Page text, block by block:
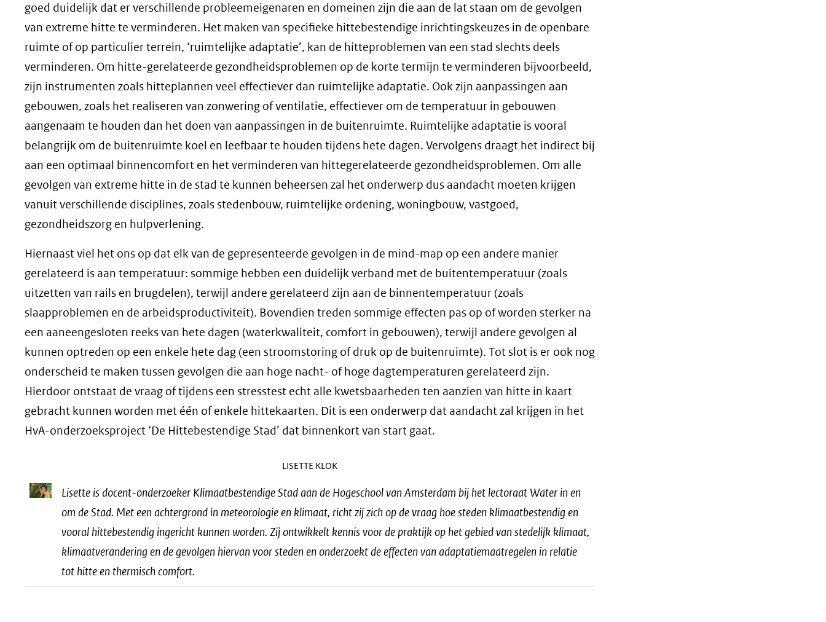
goed duidelijk dat er verschillende probleemeigenaren en domeinen zijn die aan de lat staan om de gevolgen
van extreme hitte te verminderen. Het maken van specifieke hittebestendige inrichtingskeuzes in de openbare
ruimte of op particulier terrein, ‘ruimtelijke adaptatie’, kan de hitteproblemen van een stad slechts deels
verminderen. Om hitte-gerelateerde gezondheidsproblemen op de korte termijn te verminderen bijvoorbeeld,
zijn instrumenten zoals hitteplannen veel effectiever dan ruimtelijke adaptatie. Ook zijn aanpassingen aan
gebouwen, zoals het realiseren van zonwering of ventilatie, effectiever om de temperatuur in gebouwen
aangenaam te houden dan het doen van aanpassingen in de buitenruimte. Ruimtelijke adaptatie is vooral
belangrijk om de buitenruimte koel en leefbaar te houden tijdens hete dagen. Vervolgens draagt het indirect bij
aan een optimaal binnencomfort en het verminderen van hittegerelateerde gezondheidsproblemen. Om alle
gevolgen van extreme hitte in de stad te kunnen beheersen zal het onderwerp dus aandacht moeten krijgen
vanuit verschillende disciplines, zoals stedenbouw, ruimtelijke ordening, woningbouw, vastgoed,
gezondheidszorg en hulpverlening.
Hiernaast viel het ons op dat elk van de gepresenteerde gevolgen in de mind-map op een andere manier
gerelateerd is aan temperatuur: sommige hebben een duidelijk verband met de buitentemperatuur (zoals
uitzetten van rails en brugdelen), terwijl andere gerelateerd zijn aan de binnentemperatuur (zoals
slaapproblemen en de arbeidsproductiviteit). Bovendien treden sommige effecten pas op of worden sterker na
een aaneengesloten reeks van hete dagen (waterkwaliteit, comfort in gebouwen), terwijl andere gevolgen al
kunnen optreden op een enkele hete dag (een stroomstoring of druk op de buitenruimte). Tot slot is er ook nog
onderscheid te maken tussen gevolgen die aan hoge nacht- of hoge dagtemperaturen gerelateerd zijn.
Hierdoor ontstaat de vraag of tijdens een stresstest echt alle kwetsbaarheden ten aanzien van hitte in kaart
gebracht kunnen worden met één of enkele hittekaarten. Dit is een onderwerp dat aandacht zal krijgen in het
HvA-onderzoeksproject ‘De Hittebestendige Stad’ dat binnenkort van start gaat.
LISETTE KLOK
Lisette is docent-onderzoeker Klimaatbestendige Stad aan de Hogeschool van Amsterdam bij het lectoraat Water in en
om de Stad. Met een achtergrond in meteorologie en klimaat, richt zij zich op de vraag hoe steden klimaatbestendig en
vooral hittebestendig ingericht kunnen worden. Zij ontwikkelt kennis voor de praktijk op het gebied van stedelijk klimaat,
klimaatverandering en de gevolgen hiervan voor steden en onderzoekt de effecten van adaptatiemaatregelen in relatie
tot hitte en thermisch comfort.